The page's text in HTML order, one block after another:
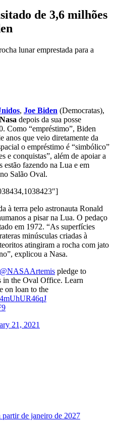
de 3,6 milhões
lunar emprestada para a
, Joe Biden (Democratas),
Nasa depois da sua posse
Como “empréstimo”, Biden
anos que veio diretamente da
o empréstimo é “simbólico”
e conquistas”, além de apoiar a
estão fazendo na Lua e em
Salão Oval.
à terra pelo astronauta Ronald
a pisar na Lua. O pedaço
em 1972. “As superfícies
minúsculas criadas à
atingiram a rocha com jato
explicou a Nasa.
@NASAArtemis pledge to
in the Oval Office. Learn
on loan to the
21, 2021